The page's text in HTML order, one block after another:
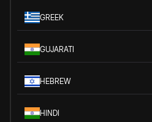
GREEK
GUJARATI
HEBREW
HINDI